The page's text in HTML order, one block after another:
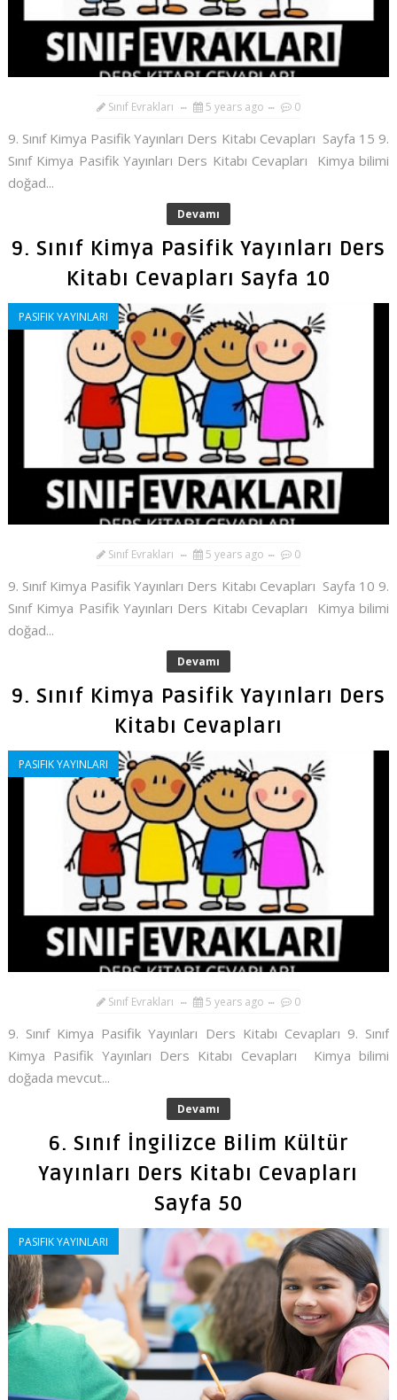
Sınıf Evrakları 5 years ago 0
9. Sınıf Kimya Pasifik Yayınları Ders Kitabı Cevapları Sayfa 15 9.
Sınıf Kimya Pasifik Yayınları Ders Kitabı Cevapları Kimya bilimi
doğad...
Devamı
9. Sınıf Kimya Pasifik Yayınları Ders
Kitabı Cevapları Sayfa 10
PASIFIK YAYINLARI
Sınıf Evrakları 5 years ago 0
9. Sınıf Kimya Pasifik Yayınları Ders Kitabı Cevapları Sayfa 10 9.
Sınıf Kimya Pasifik Yayınları Ders Kitabı Cevapları Kimya bilimi
doğad...
Devamı
9. Sınıf Kimya Pasifik Yayınları Ders
Kitabı Cevapları
PASIFIK YAYINLARI
Sınıf Evrakları 5 years ago 0
9. Sınıf Kimya Pasifik Yayınları Ders Kitabı Cevapları 9. Sınıf
Kimya Pasifik Yayınları Ders Kitabı Cevapları Kimya bilimi
doğada mevcut...
Devamı
6. Sınıf İngilizce Bilim Kültür
Yayınları Ders Kitabı Cevapları
Sayfa 50
PASIFIK YAYINLARI